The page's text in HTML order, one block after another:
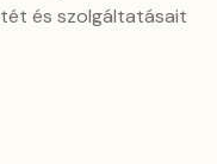
és szolgáltatásait